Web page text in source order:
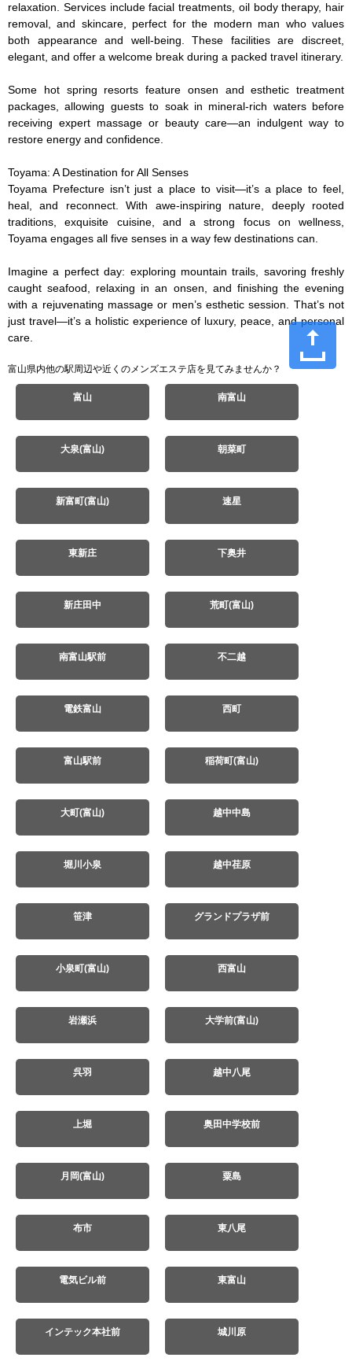
relaxation. Services include facial treatments, oil body therapy, hair
removal, and skincare, perfect for the modern man who values
both appearance and well-being. These facilities are discreet,
elegant, and offer a welcome break during a packed travel itinerary.
Some hot spring resorts feature onsen and esthetic treatment
packages, allowing guests to soak in mineral-rich waters before
receiving expert massage or beauty care—an indulgent way to
restore energy and confidence.
Toyama: A Destination for All Senses
Toyama Prefecture isn’t just a place to visit—it’s a place to feel,
heal, and reconnect. With awe-inspiring nature, deeply rooted
traditions, exquisite cuisine, and a strong focus on wellness,
Toyama engages all five senses in a way few destinations can.
Imagine a perfect day: exploring mountain trails, savoring freshly
caught seafood, relaxing in an onsen, and finishing the evening
with a rejuvenating massage or men’s esthetic session. That’s not
just travel—it’s a holistic experience of luxury, peace, and personal
care.
富山県内他の駅周辺や近くのメンズエステ店を見てみませんか？
富山 南富山
大泉(富山) 朝菜町
新富町(富山) 速星
東新庄 下奥井
新庄田中 荒町(富山)
南富山駅前 不二越
電鉄富山 西町
富山駅前 稲荷町(富山)
大町(富山) 越中中島
堀川小泉 越中荏原
笹津 グランドプラザ前
小泉町(富山) 西富山
岩瀬浜 大学前(富山)
呉羽 越中八尾
上堀 奥田中学校前
月岡(富山) 粟島
布市 東八尾
電気ビル前 東富山
インテック本社前 城川原